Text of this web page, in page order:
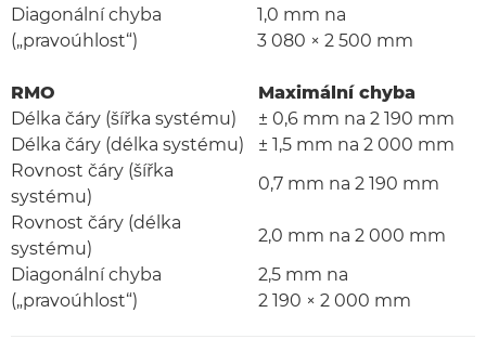
Diagonální chyba
(„pravoúhlost“)
1,0 mm na
3 080 × 2 500 mm
RMO
Maximální chyba
Délka čáry (šířka systému)
± 0,6 mm na 2 190 mm
Délka čáry (délka systému)
± 1,5 mm na 2 000 mm
Rovnost čáry (šířka
systému)
0,7 mm na 2 190 mm
Rovnost čáry (délka
systému)
2,0 mm na 2 000 mm
Diagonální chyba
(„pravoúhlost“)
2,5 mm na
2 190 × 2 000 mm